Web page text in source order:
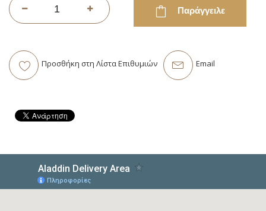
Παράγγειλε
Προσθήκη στη Λίστα Επιθυμιών Email